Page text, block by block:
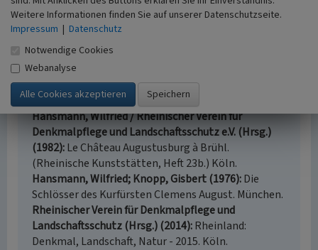
Denkmalpflege und Landschaftsschutz e.V. (Hrsg.)
(1991) Augustusburg Palace at Brühl. (Rheinische
Kunststätten, Heft 23a.) Köln.
Hansmann, Wilfried / Rheinischer Verein für
Denkmalpflege und Landschaftsschutz e.V. (Hrsg.)
(1990) Schloß Augustusburg zu Brühl. (Rheinische
Kunststätten, Heft 23.) Köln.
Hansmann, Wilfried / Rheinischer Verein für
Denkmalpflege und Landschaftsschutz e.V. (Hrsg.)
(1982) Le Château Augustusburg à Brühl.
(Rheinische Kunststätten, Heft 23b.) Köln.
Hansmann, Wilfried; Knopp, Gisbert (1976) Die
Schlösser des Kurfürsten Clemens August. München.
Rheinischer Verein für Denkmalpflege und
Landschaftsschutz (Hrsg.) (2014) Rheinland:
Denkmal, Landschaft, Natur - 2015. Köln.
Weitere Informationen finden Sie auf unserer Datenschutzseite.
Impressum | Datenschutz
Notwendige Cookies
Webanalyse